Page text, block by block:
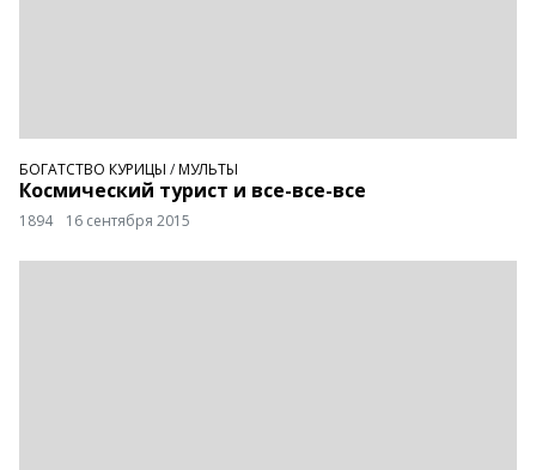
БОГАТСТВО КУРИЦЫ /МУЛЬТЫ
Космический турист и все-все-все
1894 16 сентября 2015